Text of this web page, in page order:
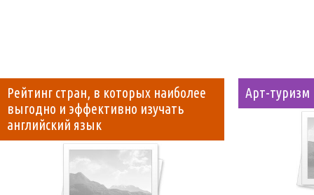
Рейтинг стран, в которых наиболее
выгодно и эффективно изучать
английский язык
Арт-туризм